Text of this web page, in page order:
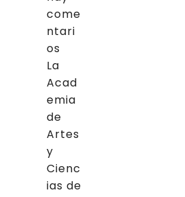
come
ntari
os
La
Acad
emia
de
Artes
y
Cienc
ias de